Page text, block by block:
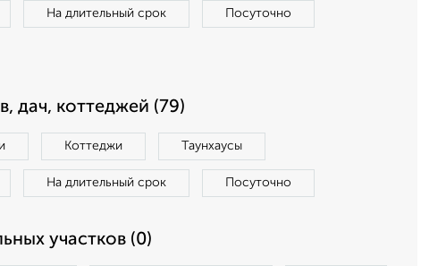
На длительный срок Посуточно
дач, коттеджей (79)
Коттеджи Таунхаусы
На длительный срок Посуточно
участков (0)